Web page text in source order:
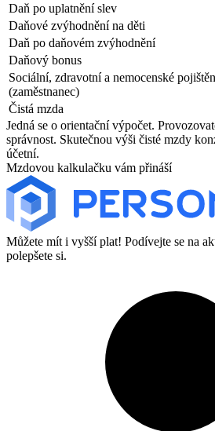
Daň po uplatnění slev
Daňové zvýhodnění na děti
Daň po daňovém zvýhodnění
Daňový bonus
Sociální, zdravotní a nemocenské
(zaměstnanec)
Čistá mzda
Jedná se o orientační výpočet.
správnost. Skutečnou výši čisté mzdy
účetní.
Mzdovou kalkulačku vám přináší
Můžete mít i vyšší plat! Podívejte se na
polepšete si.